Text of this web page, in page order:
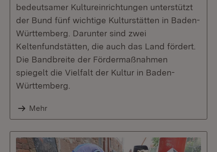
bedeutsamer Kultureinrichtungen unterstützt
der Bund fünf wichtige Kulturstätten in Baden-
Württemberg. Darunter sind zwei
Keltenfundstätten, die auch das Land fördert.
Die Bandbreite der Fördermaßnahmen
spiegelt die Vielfalt der Kultur in Baden-
Württemberg.
Mehr